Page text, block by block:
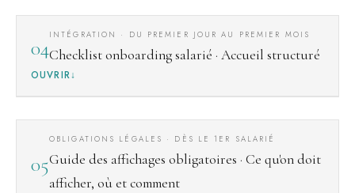
04
INTÉGRATION · DU PREMIER JOUR AU PREMIER MOIS
Checklist onboarding salarié · Accueil structuré
OUVRIR
05
OBLIGATIONS LÉGALES · DÈS LE 1ER SALARIÉ
Guide des affichages obligatoires · Ce qu'on doit
afficher, où et comment